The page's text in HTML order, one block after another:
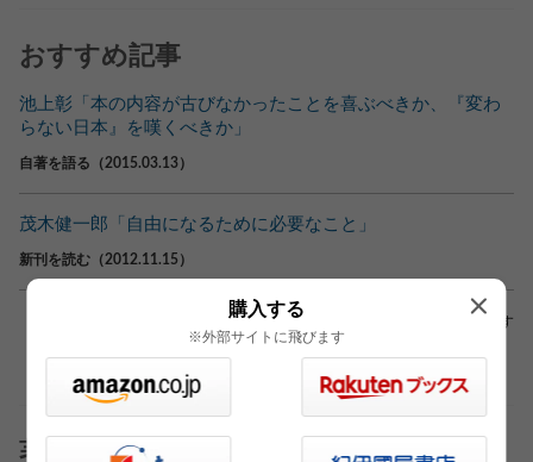
おすすめ記事
池上彰「本の内容が古びなかったことを喜ぶべきか、『変わ
らない日本』を嘆くべきか」
自著を語る（2015.03.13）
茂木健一郎「自由になるために必要なこと」
新刊を読む（2012.11.15）
※外部サイトへリンクしている場合もあります
著者
購入する
※外部サイトに飛びます